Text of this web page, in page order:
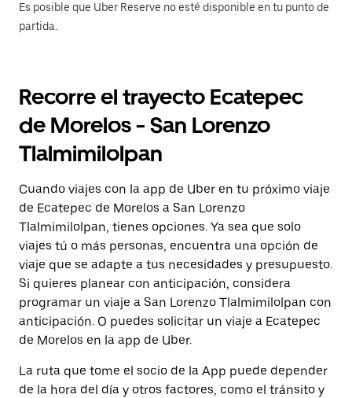
Es posible que Uber Reserve no esté disponible en tu punto de
partida.
Recorre el trayecto Ecatepec
de Morelos - San Lorenzo
Tlalmimilolpan
Cuando viajes con la app de Uber en tu próximo viaje
de Ecatepec de Morelos a San Lorenzo
Tlalmimilolpan, tienes opciones. Ya sea que solo
viajes tú o más personas, encuentra una opción de
viaje que se adapte a tus necesidades y presupuesto.
Si quieres planear con anticipación, considera
programar un viaje a San Lorenzo Tlalmimilolpan con
anticipación. O puedes solicitar un viaje a Ecatepec
de Morelos en la app de Uber.
La ruta que tome el socio de la App puede depender
de la hora del día y otros factores, como el tránsito y